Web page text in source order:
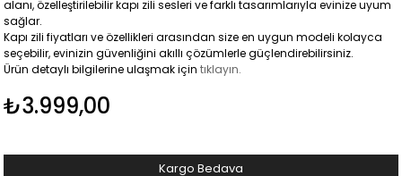
alanı, özelleştirilebilir kapı zili sesleri ve farklı tasarımlarıyla evinize uyum
sağlar.
Kapı zili fiyatları ve özellikleri arasından size en uygun modeli kolayca
seçebilir, evinizin güvenliğini akıllı çözümlerle güçlendirebilirsiniz.
Ürün detaylı bilgilerine ulaşmak içintıklayın.
₺3.999,00
Kargo Bedava